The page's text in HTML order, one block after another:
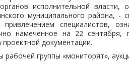
исполнительной власти,
муниципального района,
привлечением специалистов,
намеченное на 22 сентября,
проектной документации.
рабочей группы «мониторят»,